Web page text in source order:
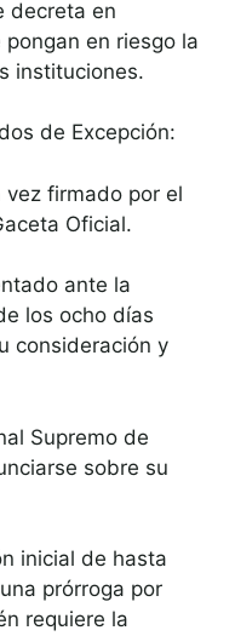
decreta en
en riesgo la
instituciones.
de Excepción:
vez firmado por el
Oficial.
ante la
los ocho días
consideración y
Supremo de
sobre su
inicial de hasta
prórroga por
requiere la